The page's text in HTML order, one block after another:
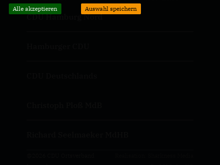
CDU Hamburg Nord
Alle akzeptieren Auswahl speichern